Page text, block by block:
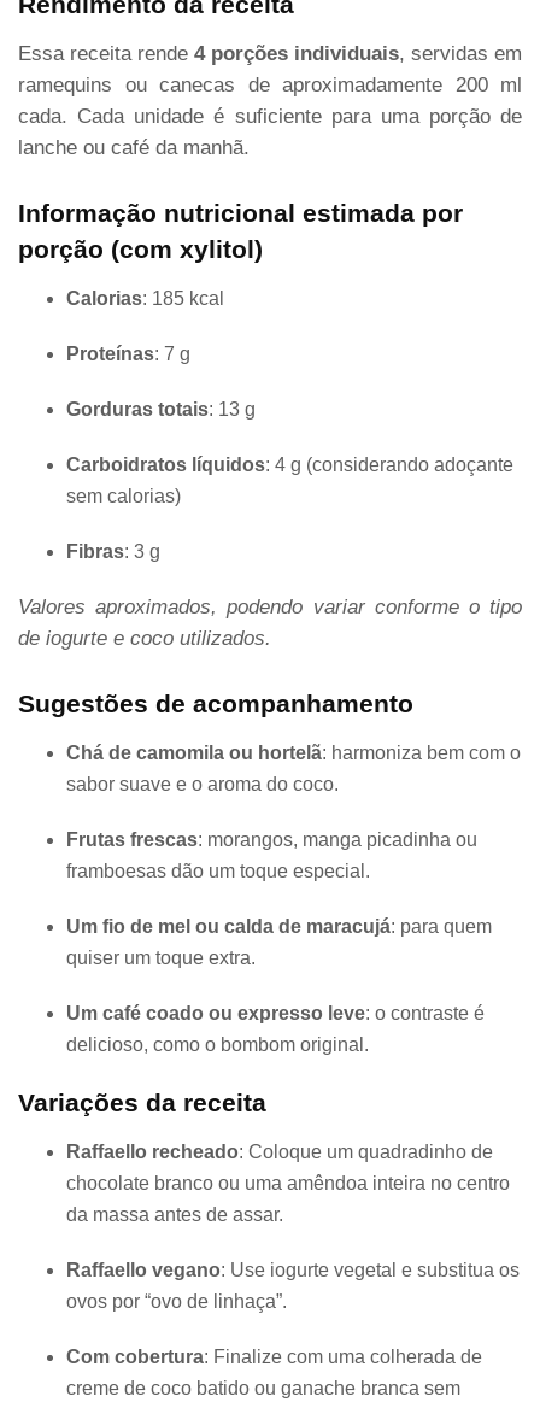
Essa receita rende 4 porções individuais, servidas em
ramequins ou canecas de aproximadamente 200 ml
cada. Cada unidade é suficiente para uma porção de
lanche ou café da manhã.
Informação nutricional estimada por
porção (com xylitol)
Calorias: 185 kcal
Proteínas: 7 g
Gorduras totais: 13 g
Carboidratos líquidos: 4 g (considerando adoçante
sem calorias)
Fibras: 3 g
Valores aproximados, podendo variar conforme o tipo
de iogurte e coco utilizados.
Sugestões de acompanhamento
Chá de camomila ou hortelã: harmoniza bem com o
sabor suave e o aroma do coco.
Frutas frescas: morangos, manga picadinha ou
framboesas dão um toque especial.
Um fio de mel ou calda de maracujá: para quem
quiser um toque extra.
Um café coado ou expresso leve: o contraste é
delicioso, como o bombom original.
Variações da receita
Raffaello recheado: Coloque um quadradinho de
chocolate branco ou uma amêndoa inteira no centro
da massa antes de assar.
Raffaello vegano: Use iogurte vegetal e substitua os
ovos por “ovo de linhaça”.
Com cobertura: Finalize com uma colherada de
creme de coco batido ou ganache branca sem